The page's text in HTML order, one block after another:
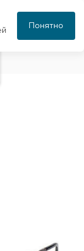
Понятно